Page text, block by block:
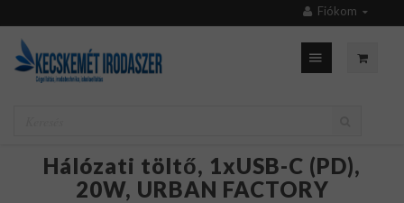
Fiókom
Hálózati töltő, 1xUSB-C (PD),
20W, URBAN FACTORY